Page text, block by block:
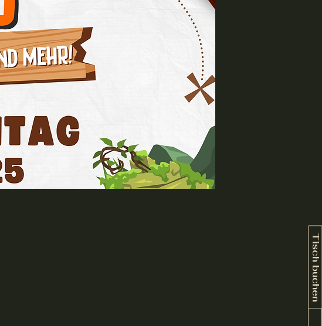
Tisch buchen